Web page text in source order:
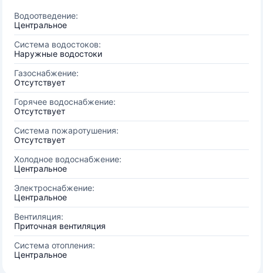
Водоотведение:
Центральное
Система водостоков:
Наружные водостоки
Газоснабжение:
Отсутствует
Горячее водоснабжение:
Отсутствует
Система пожаротушения:
Отсутствует
Холодное водоснабжение:
Центральное
Электроснабжение:
Центральное
Вентиляция:
Приточная вентиляция
Система отопления:
Центральное